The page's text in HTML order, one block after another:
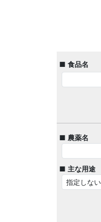
■ 食品名
■ 農薬名
■ 主な用途